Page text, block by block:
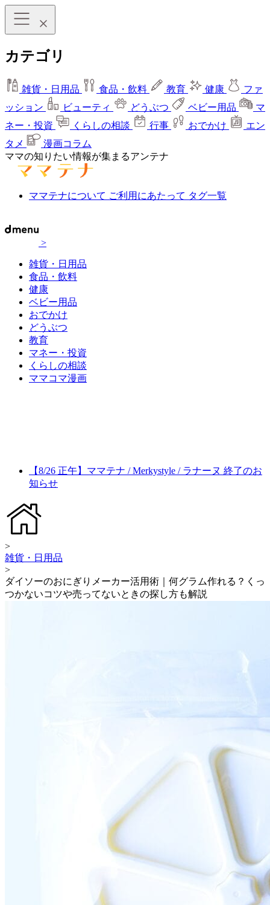
カテゴリ
雑貨・日用品 食品・飲料 教育 健康
ファ
ッション
ビューティ どうぶつ ベビー用品
マ
ネー・投資
くらしの相談 行事 おでかけ
エン
タメ
漫画コラム
ママの知りたい情報が集まるアンテナ
ママテナについて ご利用にあたって タグ一覧
>
雑貨・日用品
食品・飲料
健康
ベビー用品
おでかけ
どうぶつ
教育
マネー・投資
くらしの相談
ママコマ漫画
【8/26 正午】ママテナ / Merkystyle / ラナーヌ 終了のお
知らせ
>
雑貨・日用品
>
ダイソーのおにぎりメーカー活用術｜何グラム作れる？くっ
つかないコツや売ってないときの探し方も解説